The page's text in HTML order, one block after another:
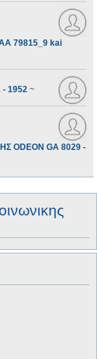
79815_9 kai
- 1952 ~
ODEON GA 8029 -